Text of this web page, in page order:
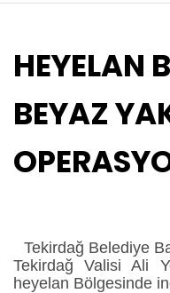
HEYELAN
BEYAZ
Tekirdağ Belediye
Tekirdağ Valisi Ali
heyelan Bölgesinde